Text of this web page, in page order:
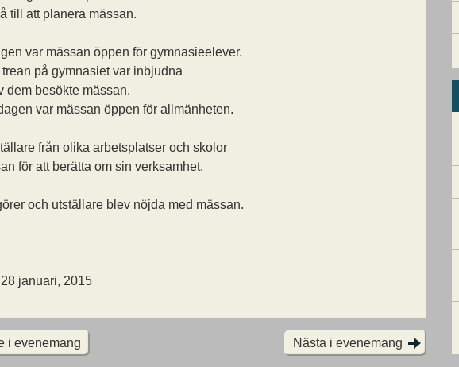
till att planera mässan.
var mässan öppen för gymnasieelever.
på gymnasiet var inbjudna
dem besökte mässan.
var mässan öppen för allmänheten.
från olika arbetsplatser och skolor
för att berätta om sin verksamhet.
och utställare blev nöjda med mässan.
28 januari, 2015
i evenemang Nästa i evenemang